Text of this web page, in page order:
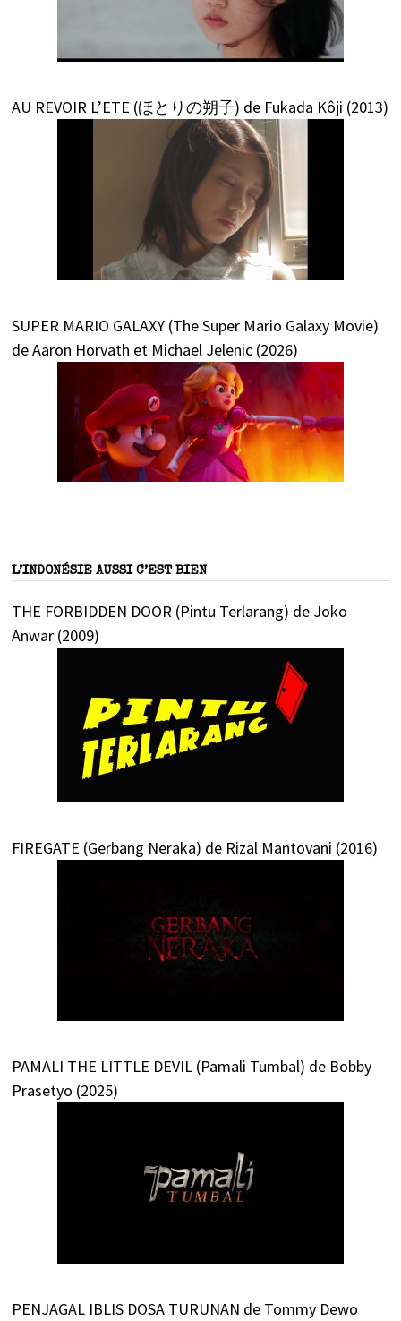
AU REVOIR L’ETE (ほとりの朔子) de Fukada Kôji (2013)
SUPER MARIO GALAXY (The Super Mario Galaxy Movie)
de Aaron Horvath et Michael Jelenic (2026)
L’INDONÉSIE AUSSI C’EST BIEN
THE FORBIDDEN DOOR (Pintu Terlarang) de Joko
Anwar (2009)
FIREGATE (Gerbang Neraka) de Rizal Mantovani (2016)
PAMALI THE LITTLE DEVIL (Pamali Tumbal) de Bobby
Prasetyo (2025)
PENJAGAL IBLIS DOSA TURUNAN de Tommy Dewo